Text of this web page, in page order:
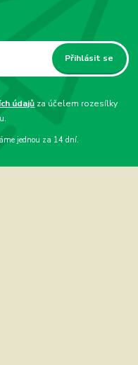
Přihlásit se
údajů za účelem rozesílky
jednou za 14 dní.